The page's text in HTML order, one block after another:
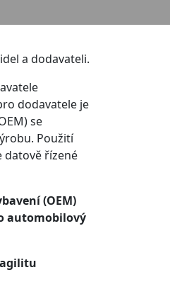
a dodavateli.
dodavatele je
se
Použití
datově řízené
(OEM)
automobilový
agilitu